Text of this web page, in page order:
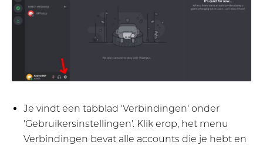
Je vindt een tabblad 'Verbindingen' onder
'Gebruikersinstellingen'. Klik erop, het menu
Verbindingen bevat alle accounts die je hebt en